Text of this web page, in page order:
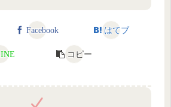
Facebook はてブ
コピー